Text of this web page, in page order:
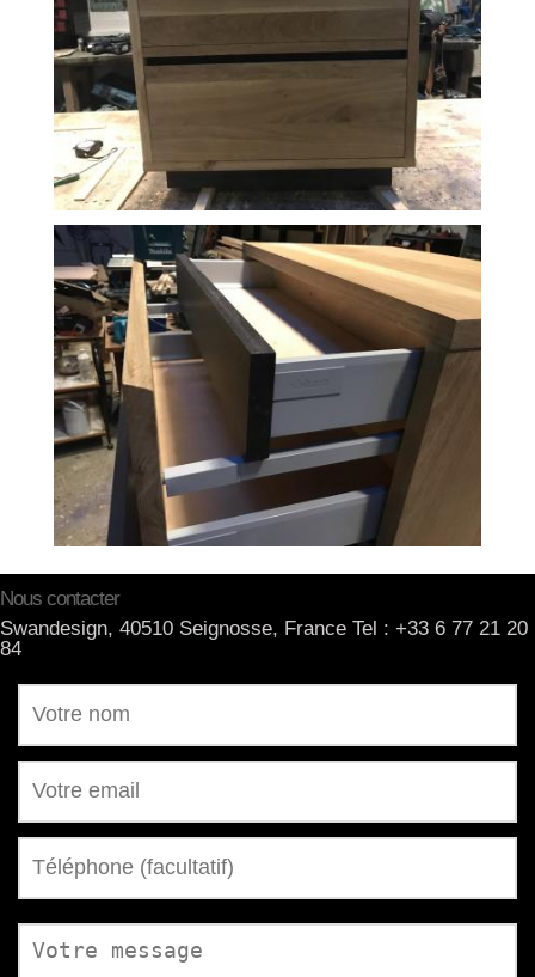
Nous contacter
Swandesign, 40510 Seignosse, France Tel : +33 6 77 21 20
84